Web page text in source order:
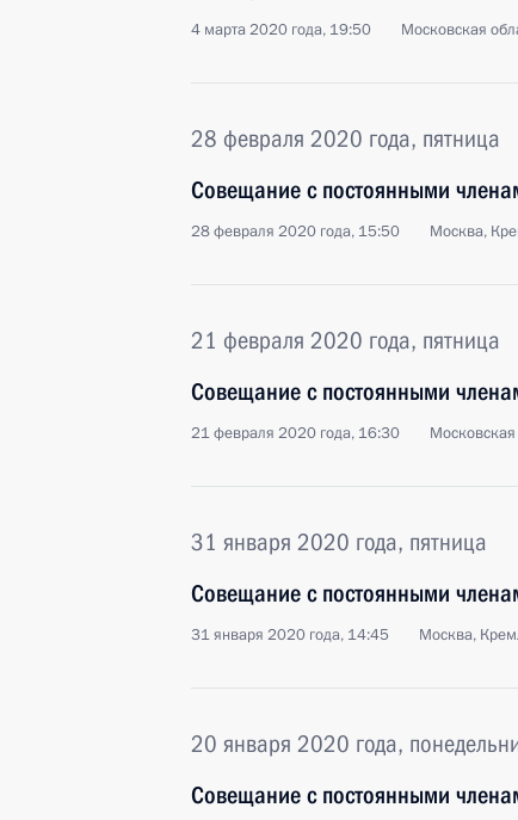
4 марта 2020 года, 19:50 Московская
28 февраля 2020 года, пятница
Совещание с постоянными
28 февраля 2020 года, 15:50 Москва,
21 февраля 2020 года, пятница
Совещание с постоянными
21 февраля 2020 года, 16:30
31 января 2020 года, пятница
Совещание с постоянными
31 января 2020 года, 14:45 Москва,
20 января 2020 года,
Совещание с постоянными